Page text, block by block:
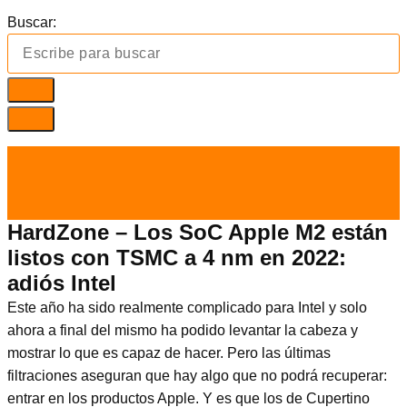
Buscar:
HardZone – Los SoC Apple M2 están
listos con TSMC a 4 nm en 2022:
adiós Intel
Este año ha sido realmente complicado para Intel y solo
ahora a final del mismo ha podido levantar la cabeza y
mostrar lo que es capaz de hacer. Pero las últimas
filtraciones aseguran que hay algo que no podrá recuperar:
entrar en los productos Apple. Y es que los de Cupertino